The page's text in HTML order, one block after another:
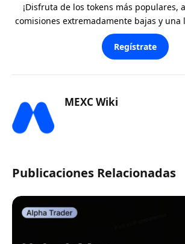
¡Disfruta de los tokens más populares,
comisiones extremadamente bajas y
Regístrate
MEXC Wiki
Publicaciones Relacionadas